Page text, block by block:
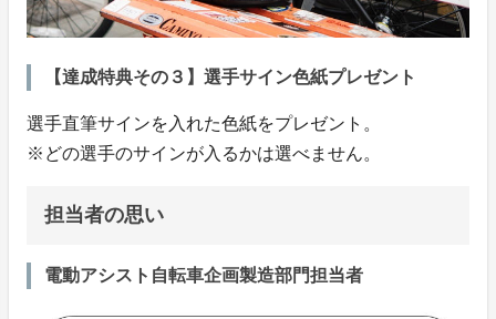
【達成特典その３】選手サイン色紙プレゼント
選手直筆サインを入れた色紙をプレゼント。
※どの選手のサインが入るかは選べません。
担当者の思い
電動アシスト自転車企画製造部門担当者